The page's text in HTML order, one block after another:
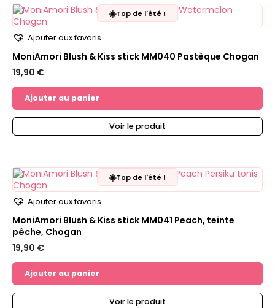
☀️Top de l'été !
Ajouter aux favoris
MoniAmori Blush & Kiss stick MM040 Pastèque Chogan
19,90 €
Ajouter au panier
Voir le produit
☀️Top de l'été !
Ajouter aux favoris
MoniAmori Blush & Kiss stick MM041 Peach, teinte
pêche, Chogan
19,90 €
Ajouter au panier
Voir le produit